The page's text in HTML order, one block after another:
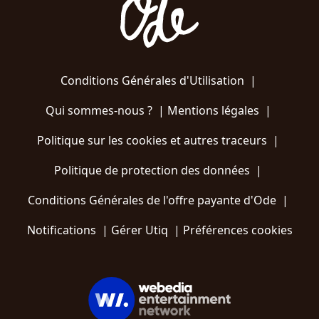
Conditions Générales d'Utilisation |
Qui sommes-nous ?| Mentions légales |
Politique sur les cookies et autres traceurs |
Politique de protection des données |
Conditions Générales de l'offre payante d'Ode |
Notifications | Gérer Utiq | Préférences cookies